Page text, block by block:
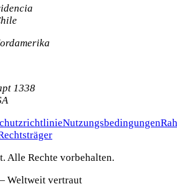
1338
Nutzungsbedingungen
Alle Rechte vorbehalten.
Weltweit vertraut